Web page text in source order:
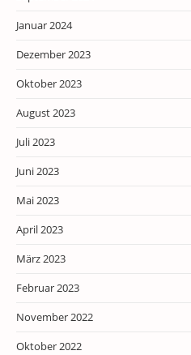
Januar 2024
Dezember 2023
Oktober 2023
August 2023
Juli 2023
Juni 2023
Mai 2023
April 2023
März 2023
Februar 2023
November 2022
Oktober 2022